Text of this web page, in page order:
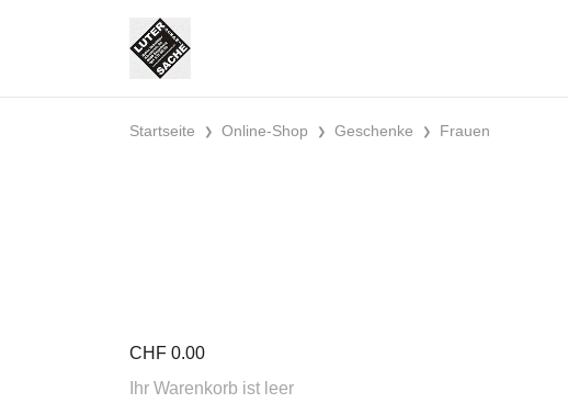
Startseite Online-Shop Geschenke Frauen
CHF 0.00
Ihr Warenkorb ist leer